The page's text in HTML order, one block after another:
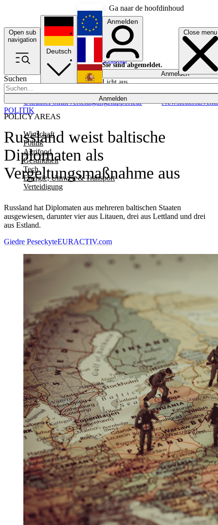
Ga naar de hoofdinhoud
Open sub
navigation
Close menu
Suchen
Anmelden
POLICY AREAS
Wirtschaft
Politik
Agrifood
Gesundheit
Tech
Energie, Umwelt & Transport
Verteidigung
UkrainePolitikVerteidigungRapporteur NewslettersEvents
Deutsch
English
Français
Anmelden
Sie sind abgemeldet.
Anmelden
Licht aus
Russland weist baltische
Diplomaten als
Vergeltungsmaßnahme aus
Russland hat Diplomaten aus mehreren baltischen Staaten
ausgewiesen, darunter vier aus Litauen, drei aus Lettland und drei
aus Estland.
POLITIK
Giedre PeseckyteEURACTIV.com